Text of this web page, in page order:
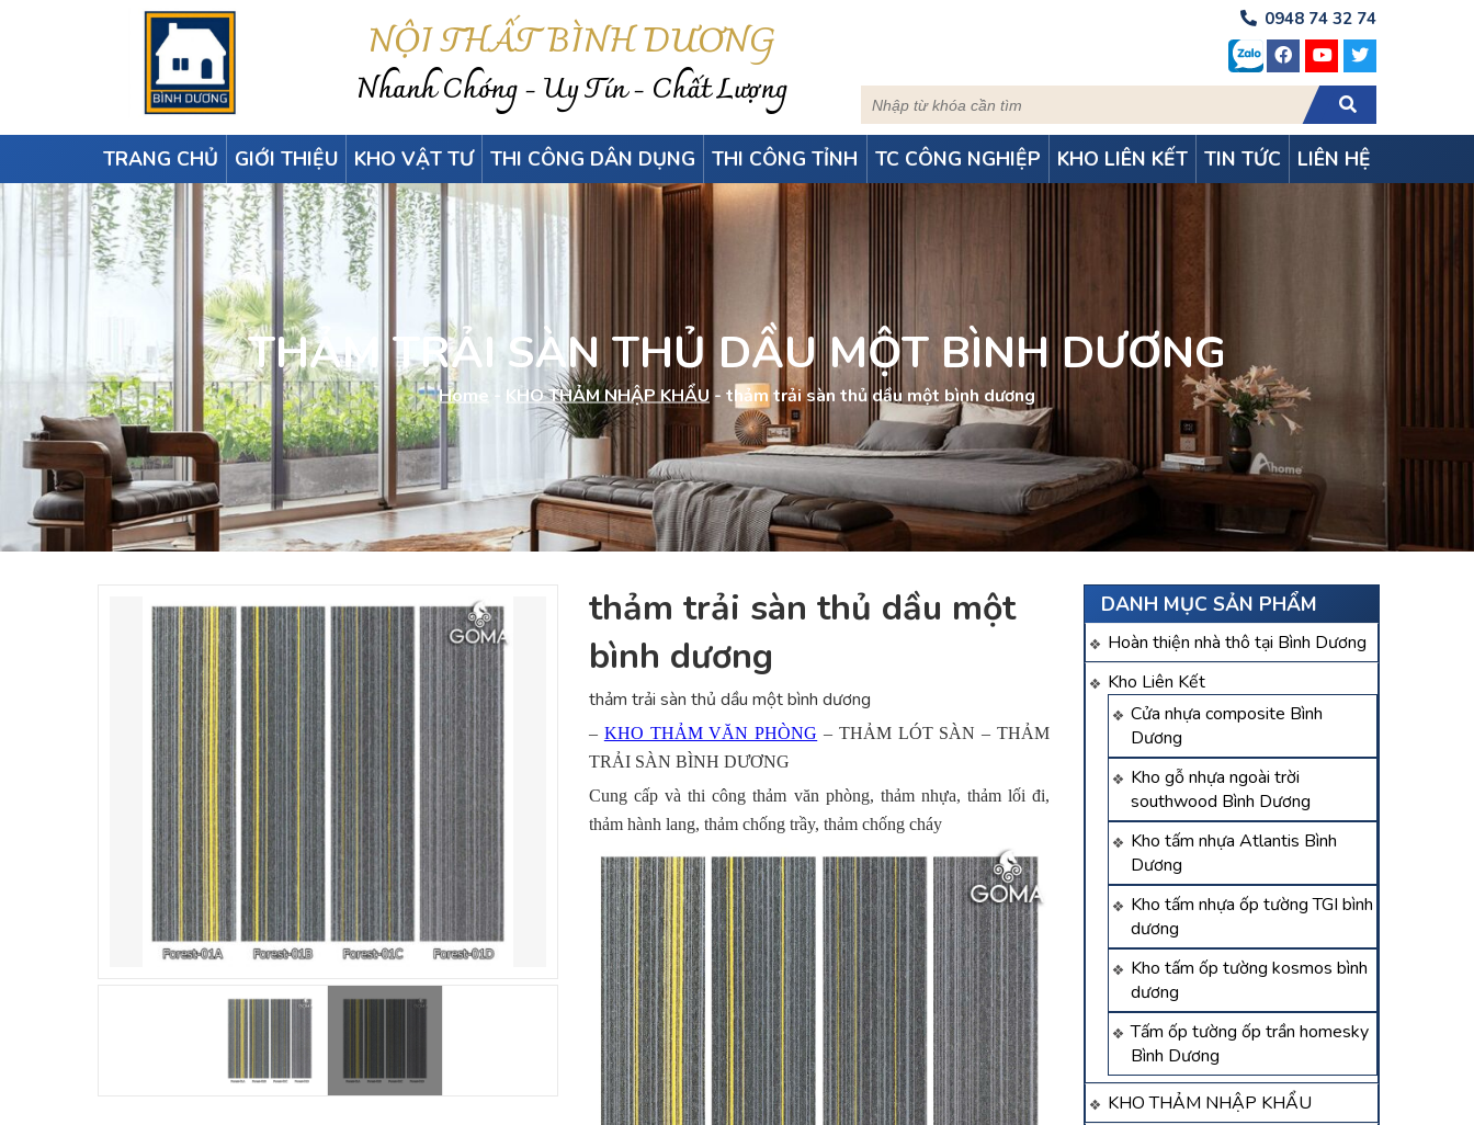
NỘI THẤT BÌNH DƯƠNG
Nhanh Chóng - Uy Tín - Chất Lượng
0948 74 32 74
TRANG CHỦ GIỚI THIỆU KHO VẬT TƯ THI CÔNG DÂN DỤNG THI CÔNG TỈNH TC CÔNG NGHIỆP KHO LIÊN KẾT TIN TỨC LIÊN HỆ
THẢM TRẢI SÀN THỦ DẦU MỘT BÌNH DƯƠNG
Home - KHO THẢM NHẬP KHẨU - thảm trải sàn thủ dầu một bình dương
DANH MỤC SẢN PHẨM
Hoàn thiện nhà thô tại Bình Dương
Kho Liên Kết
Cửa nhựa composite Bình
Dương
Kho gỗ nhựa ngoài trời
southwood Bình Dương
Kho tấm nhựa Atlantis Bình
Dương
Kho tấm nhựa ốp tường TGI bình
dương
Kho tấm ốp tường kosmos bình
dương
Tấm ốp tường ốp trần homesky
Bình Dương
KHO THẢM NHẬP KHẨU
thảm trải sàn thủ dầu một
bình dương
thảm trải sàn thủ dầu một bình dương
– KHO THẢM VĂN PHÒNG – THẢM LÓT SÀN – THẢM
TRẢI SÀN BÌNH DƯƠNG
Cung cấp và thi công thảm văn phòng, thảm nhựa, thảm lối đi,
thảm hành lang, thảm chống trầy, thảm chống cháy